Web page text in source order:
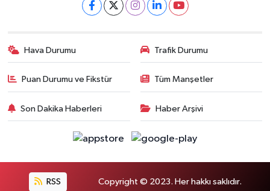
Hava Durumu Trafik Durumu
Puan Durumu ve Fikstür Tüm Manşetler
Son Dakika Haberleri Haber Arşivi
RSS Copyright © 2023. Her hakkı saklıdır.